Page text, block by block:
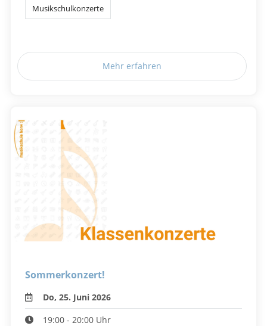
Musikschulkonzerte
Mehr erfahren
Sommerkonzert!
Do, 25. Juni 2026
19:00 - 20:00 Uhr